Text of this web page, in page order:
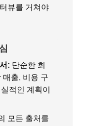
뷰를 거쳐야
: 단순한 희
매출, 비용 구
적인 계획이
모든 출처를